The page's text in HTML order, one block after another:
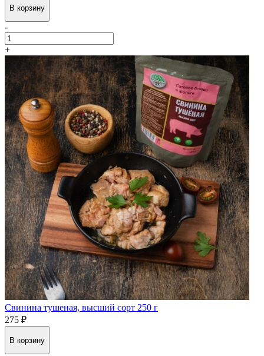
В корзину
-
+
Свинина тушеная, высший сорт 250 г
275 ₽
В корзину